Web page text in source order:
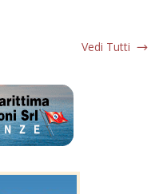
Vedi Tutti